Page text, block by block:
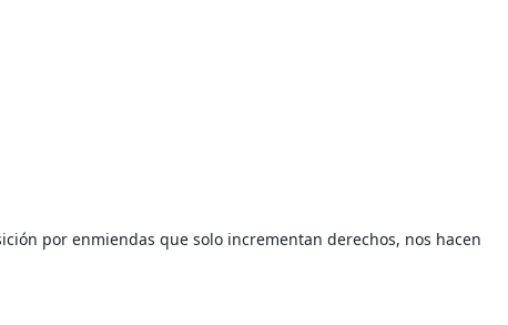
por enmiendas que solo incrementan derechos, nos hacen